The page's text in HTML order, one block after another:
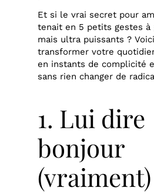
Et si le vrai secret pour
tenait en 5 petits gestes à
mais ultra puissants ?
transformer votre
en instants de complicité
sans rien changer de
1. Lui dire
bonjour
(vraiment)